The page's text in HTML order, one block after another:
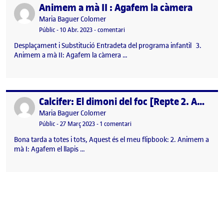
Publicat perAnimem a mà II : Agafem la càmera
Publicat per
Maria Baguer Colomer
Visibilitat:
Públic-Data de publicació
10 Abr. 2023-comentariel Animem a mà II : Agafem la
Desplaçament i Substitució Entradeta del programa infantil 3.
Animem a mà II: Agafem la càmera …
Publicat per Calcifer: El dimoni del foc [Repte 2. Animació]
Publicat per
Maria Baguer Colomer
Visibilitat:
Públic-Data de publicació
27 Març 2023-1 comentaria Calcifer: El dimoni del foc
Bona tarda a totes i tots, Aquest és el meu flipbook: 2. Animem a
mà I: Agafem el llapis …